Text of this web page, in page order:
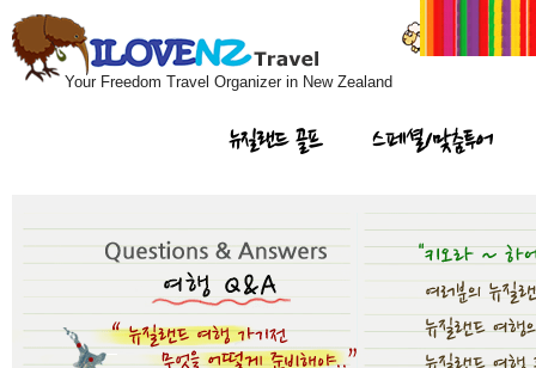
Your Freedom Travel Organizer in New Zealand
뉴질랜드 골프 스페셜/맞춤투어